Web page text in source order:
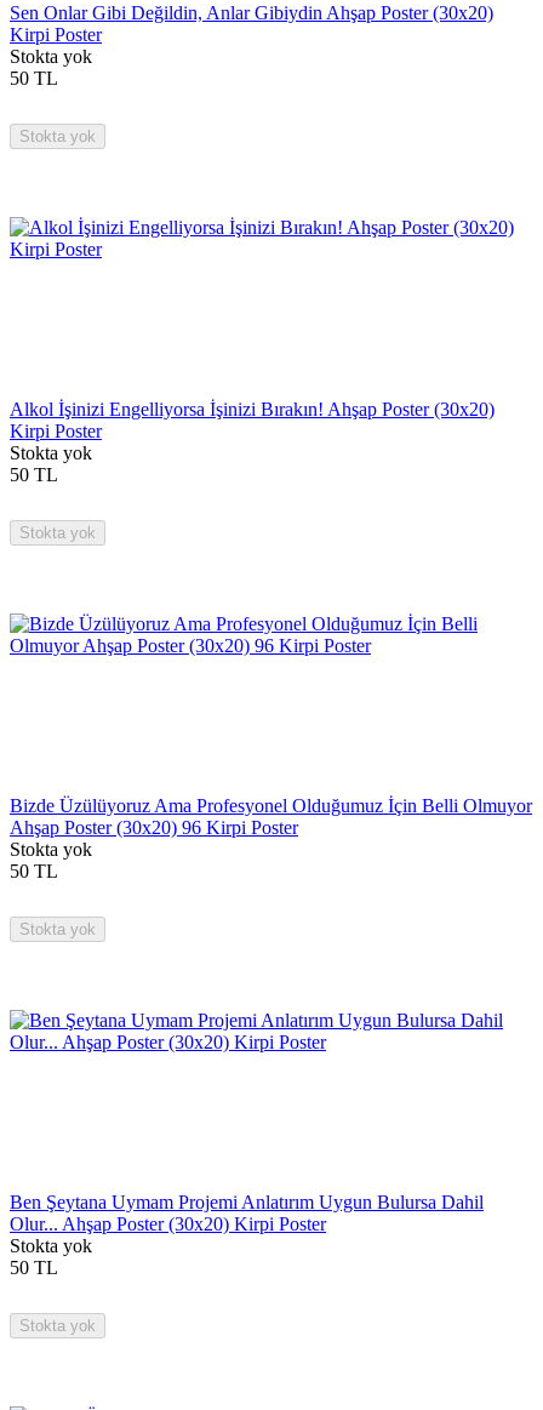
Sen Onlar Gibi Değildin, Anlar Gibiydin Ahşap Poster (30x20)
Kirpi Poster
Stokta yok
50 TL
Stokta yok
Alkol İşinizi Engelliyorsa İşinizi Bırakın! Ahşap Poster (30x20)
Kirpi Poster
Stokta yok
50 TL
Stokta yok
Bizde Üzülüyoruz Ama Profesyonel Olduğumuz İçin Belli Olmuyor
Ahşap Poster (30x20) 96 Kirpi Poster
Stokta yok
50 TL
Stokta yok
Ben Şeytana Uymam Projemi Anlatırım Uygun Bulursa Dahil
Olur... Ahşap Poster (30x20) Kirpi Poster
Stokta yok
50 TL
Stokta yok